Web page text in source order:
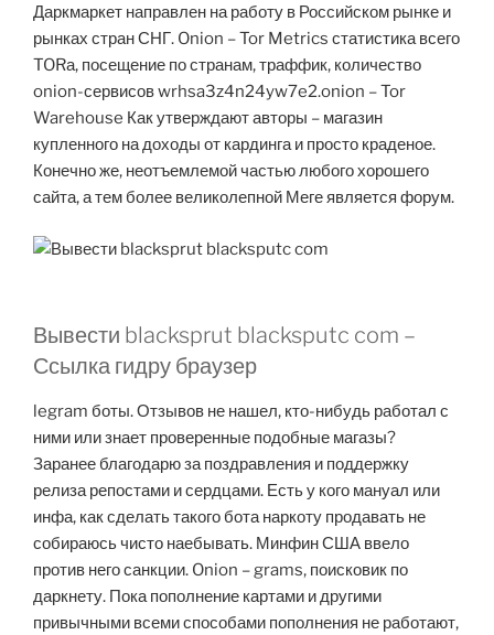
Даркмаркет направлен на работу в Российском рынке и
рынках стран СНГ. Onion – Tor Metrics статистика всего
TORа, посещение по странам, траффик, количество
onion-сервисов wrhsa3z4n24yw7e2.onion – Tor
Warehouse Как утверждают авторы – магазин
купленного на доходы от кардинга и просто краденое.
Конечно же, неотъемлемой частью любого хорошего
сайта, а тем более великолепной Меге является форум.
Вывести blacksprut blacksputc com –
Ссылка гидру браузер
legram боты. Отзывов не нашел, кто-нибудь работал с
ними или знает проверенные подобные магазы?
Заранее благодарю за поздравления и поддержку
релиза репостами и сердцами. Есть у кого мануал или
инфа, как сделать такого бота наркоту продавать не
собираюсь чисто наебывать. Минфин США ввело
против него санкции. Onion – grams, поисковик по
даркнету. Пока пополнение картами и другими
привычными всеми способами пополнения не работают,